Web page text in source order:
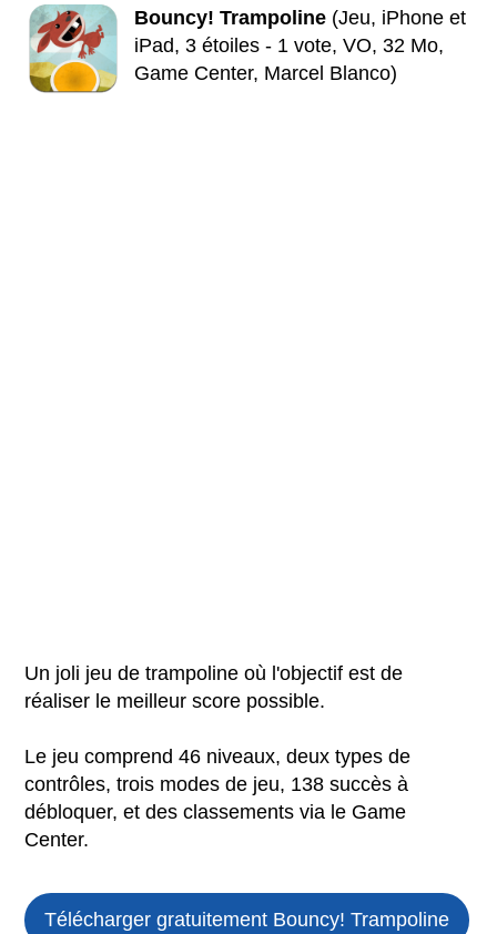
Bouncy! Trampoline (Jeu, iPhone et
iPad, 3 étoiles - 1 vote, VO, 32 Mo,
Game Center, Marcel Blanco)
Un joli jeu de trampoline où l'objectif est de
réaliser le meilleur score possible.
Le jeu comprend 46 niveaux, deux types de
contrôles, trois modes de jeu, 138 succès à
débloquer, et des classements via le Game
Center.
Télécharger gratuitement Bouncy! Trampoline